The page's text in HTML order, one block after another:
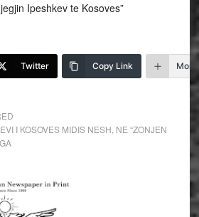
Ipeshkev te Kosoves”
Twitter Copy Link More
I KOSOVES MIDIS NESH NE “ZONJEN